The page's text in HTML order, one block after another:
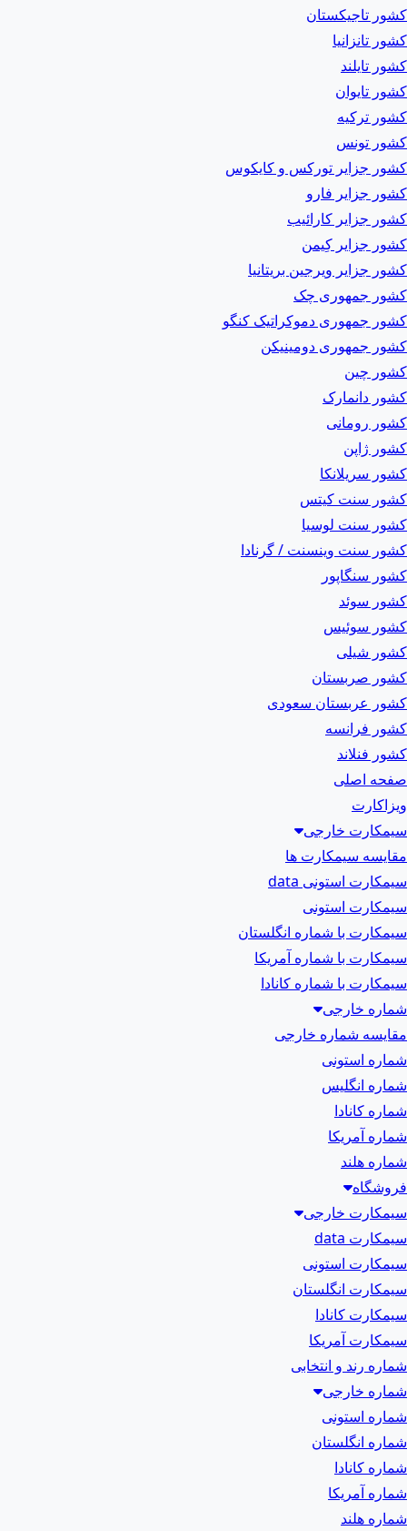
کشور تاجیکستان
کشور تانزانیا
کشور تایلند
کشور تایوان
کشور ترکیه
کشور تونس
کشور جزایر تورکس و کایکوس
کشور جزایر فارو
کشور جزایر کارائیب
کشور جزایر کِیمن
کشور جزایر ویرجین بریتانیا
کشور جمهوری چک
کشور جمهوری دموکراتیک کنگو
کشور جمهوری دومینیکن
کشور چین
کشور دانمارک
کشور رومانی
کشور ژاپن
کشور سریلانکا
کشور سنت کیتس
کشور سنت لوسیا
کشور سنت وینسنت / گرنادا
کشور سنگاپور
کشور سوئد
کشور سوئیس
کشور شیلی
کشور صربستان
کشور عربستان سعودی
کشور فرانسه
کشور فنلاند
صفحه اصلی
ویزاکارت
سیمکارت خارجی
مقایسه سیمکارت ها
سیمکارت استونی data
سیمکارت استونی
سیمکارت با شماره انگلستان
سیمکارت با شماره آمریکا
سیمکارت با شماره کانادا
شماره خارجی
مقایسه شماره خارجی
شماره استونی
شماره انگلیس
شماره کانادا
شماره آمریکا
شماره هلند
فروشگاه
سیمکارت خارجی
سیمکارت data
سیمکارت استونی
سیمکارت انگلستان
سیمکارت کانادا
سیمکارت آمریکا
شماره رند و انتخابی
شماره خارجی
شماره استونی
شماره انگلستان
شماره کانادا
شماره آمریکا
شماره هلند